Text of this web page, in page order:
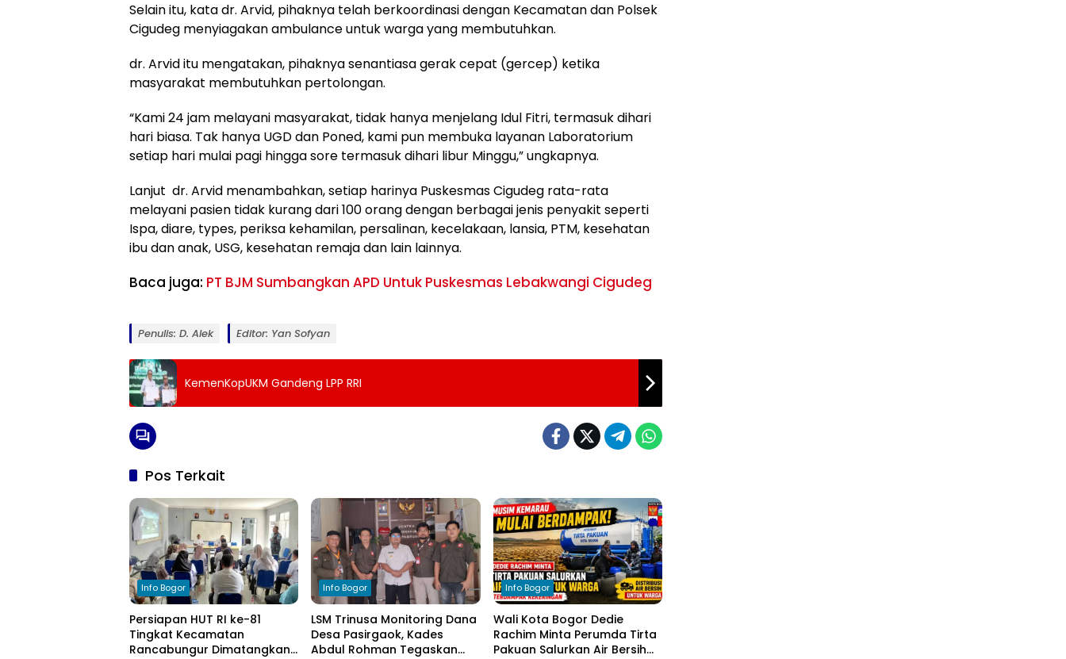
Selain itu, kata dr. Arvid, pihaknya telah berkoordinasi dengan Kecamatan dan Polsek
Cigudeg menyiagakan ambulance untuk warga yang membutuhkan.
dr. Arvid itu mengatakan, pihaknya senantiasa gerak cepat (gercep) ketika
masyarakat membutuhkan pertolongan.
“Kami 24 jam melayani masyarakat, tidak hanya menjelang Idul Fitri, termasuk dihari
hari biasa. Tak hanya UGD dan Poned, kami pun membuka layanan Laboratorium
setiap hari mulai pagi hingga sore termasuk dihari libur Minggu,” ungkapnya.
Lanjut dr. Arvid menambahkan, setiap harinya Puskesmas Cigudeg rata-rata
melayani pasien tidak kurang dari 100 orang dengan berbagai jenis penyakit seperti
Ispa, diare, types, periksa kehamilan, persalinan, kecelakaan, lansia, PTM, kesehatan
ibu dan anak, USG, kesehatan remaja dan lain lainnya.
Baca juga: PT BJM Sumbangkan APD Untuk Puskesmas Lebakwangi Cigudeg
Penulis: D. Alek Editor: Yan Sofyan
KemenKopUKM Gandeng LPP RRI
Pos Terkait
Info Bogor
Persiapan HUT RI ke-81
Tingkat Kecamatan
Rancabungur Dimatangkan
Info Bogor
LSM Trinusa Monitoring Dana
Desa Pasirgaok, Kades
Abdul Rohman Tegaskan
Info Bogor
Wali Kota Bogor Dedie
Rachim Minta Perumda Tirta
Pakuan Salurkan Air Bersih